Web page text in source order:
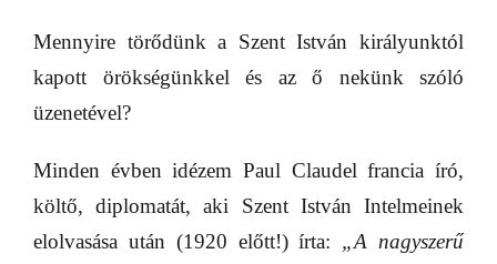
Mennyire törődünk a Szent István királyunktól
kapott örökségünkkel és az ő nekünk szóló
üzenetével?
Minden évben idézem Paul Claudel francia író,
költő, diplomatát, aki Szent István Intelmeinek
elolvasása után (1920 előtt!) írta: „A nagyszerű